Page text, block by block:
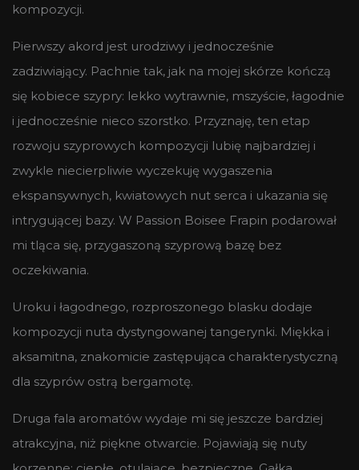
kompozycji.
Pierwszy akord jest urodziwy i jednocześnie
zadziwiający. Pachnie tak, jak na mojej skórze kończą
się kobiece szypry: lekko wytrawnie, mszyście, łagodnie
i jednocześnie nieco szorstko. Przyznaję, ten etap
rozwoju szyprowych kompozycji lubię najbardziej i
zwykle niecierpliwie wyczekuję wygaszenia
ekspansywnych, kwiatowych nut serca i ukazania się
intrygującej bazy. W Passion Boisee Frapin podarował
mi tląca się, przygaszoną szyprową bazę bez
oczekiwania.
Uroku i łagodnego, rozproszonego blasku dodaje
kompozycji nuta dystyngowanej tangerynki. Miękka i
aksamitna, znakomicie zastępująca charakterystyczną
dla szyprów ostrą bergamotę.
Druga fala aromatów wydaje mi się jeszcze bardziej
atrakcyjna, niż piękne otwarcie. Pojawiają się nuty